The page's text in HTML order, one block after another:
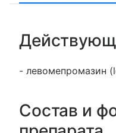
- левомепромазин
Состав и